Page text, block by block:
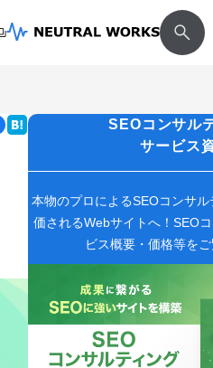
SEOコンサル
サービス
本物のプロによるSEOコンサ
価されるWebサイトへ！SEO
ビス概要・価格等をご